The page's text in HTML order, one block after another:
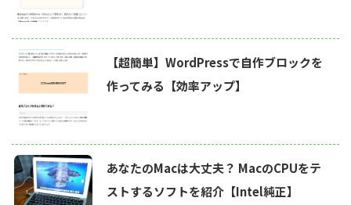
【超簡単】WordPressで自作ブロックを
作ってみる【効率アップ】
あなたのMacは大丈夫？ MacのCPUをテ
ストするソフトを紹介【Intel純正】